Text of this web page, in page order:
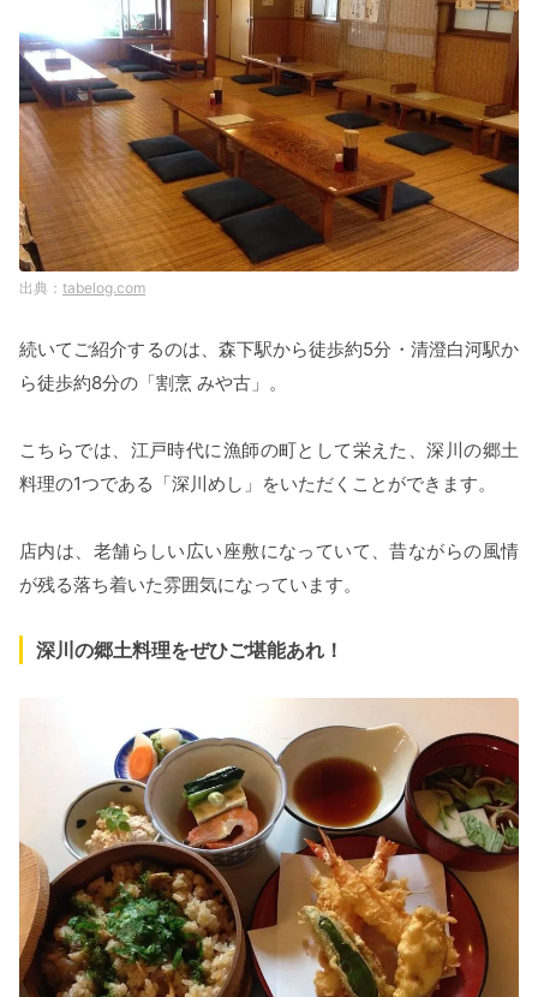
tabelog.com
続いてご紹介するのは、森下駅から徒歩約5分・清澄白河駅か
ら徒歩約8分の「割烹 みや古」。
こちらでは、江戸時代に漁師の町として栄えた、深川の郷土
料理の1つである「深川めし」をいただくことができます。
店内は、老舗らしい広い座敷になっていて、昔ながらの風情
が残る落ち着いた雰囲気になっています。
深川の郷土料理をぜひご堪能あれ！